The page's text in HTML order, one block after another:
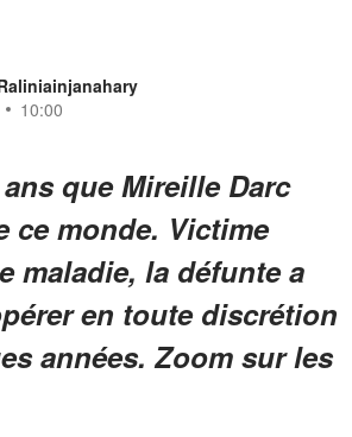
10:00
que Mireille Darc
ce monde. Victime
maladie, la défunte a
en toute discrétion
années. Zoom sur les